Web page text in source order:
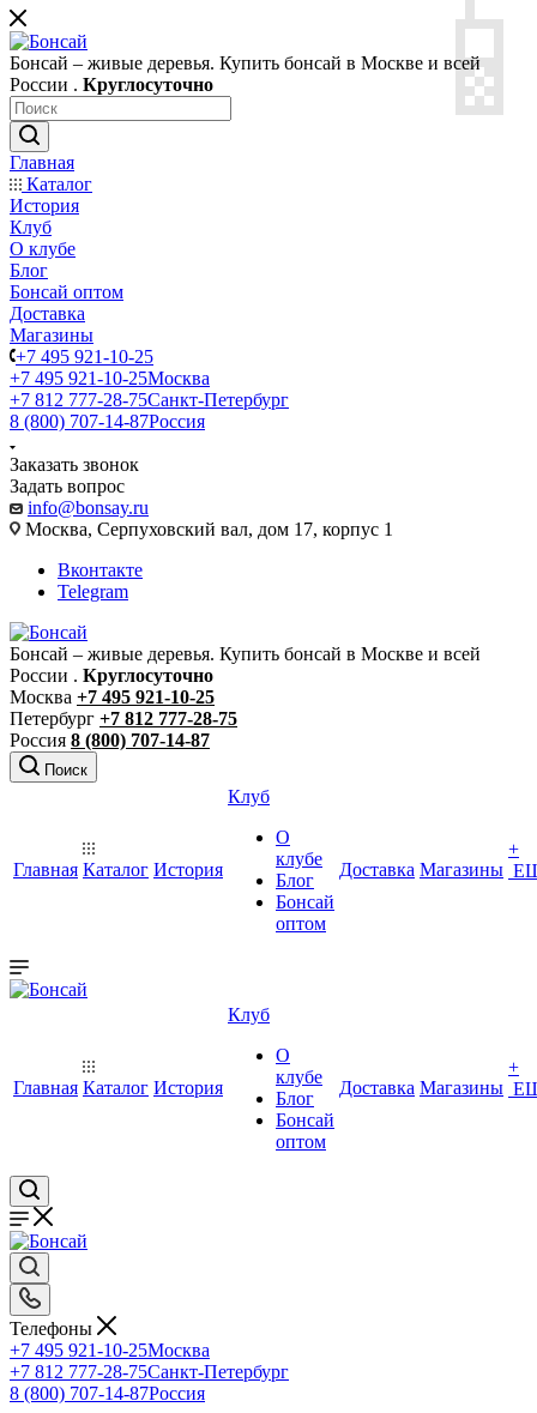
Бонсай – живые деревья. Купить бонсай в Москве и всей
России . Круглосуточно
Главная
Каталог
История
Клуб
О клубе
Блог
Бонсай оптом
Доставка
Магазины
+7 495 921-10-25
+7 495 921-10-25Москва
+7 812 777-28-75Санкт-Петербург
8 (800) 707-14-87Россия
Заказать звонок
Задать вопрос
info@bonsay.ru
Москва, Cерпуховский вал, дом 17, корпус 1
Вконтакте
Telegram
Бонсай – живые деревья. Купить бонсай в Москве и всей
России . Круглосуточно
Москва +7 495 921-10-25
Петербург +7 812 777-28-75
Россия 8 (800) 707-14-87
Поиск
Главная Каталог История
Клуб
О
клубе
Блог
Бонсай
оптом
Доставка Магазины
+
Главная Каталог История
Клуб
О
клубе
Блог
Бонсай
оптом
Доставка Магазины
+
Телефоны
+7 495 921-10-25Москва
+7 812 777-28-75Санкт-Петербург
8 (800) 707-14-87Россия